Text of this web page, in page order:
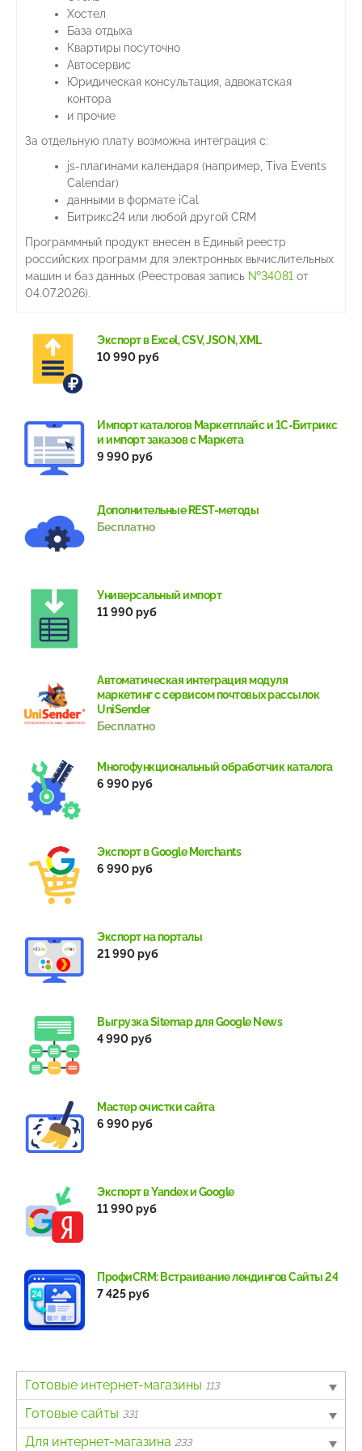
Готовые интернет-магазины 113
B2B4
Авто6
Готовые сайты 331
Landing page63
Для интернет-магазина 233
Хостел
База отдыха
Квартиры посуточно
Автосервис
Юридическая консультация, адвокатская
контора
и прочие
За отдельную плату возможна интеграция с:
js-плагинами календаря (например, Tiva Events
Calendar)
данными в формате iCal
Битрикс24 или любой другой CRM
Программный продукт внесен в Единый реестр
российских программ для электронных вычислительных
машин и баз данных (Реестровая запись №34081 от
04.07.2026).
Экспорт в Excel, CSV, JSON, XML
10 990 руб
Импорт каталогов Маркетплайс и 1С-Битрикс
и импорт заказов с Маркета
9 990 руб
Дополнительные REST-методы
Бесплатно
Универсальный импорт
11 990 руб
Автоматическая интеграция модуля
маркетинг с сервисом почтовых рассылок
UniSender
Бесплатно
Многофункциональный обработчик каталога
6 990 руб
Экспорт в Google Merchants
6 990 руб
Экспорт на порталы
21 990 руб
Выгрузка Sitemap для Google News
4 990 руб
Мастер очистки сайта
6 990 руб
Экспорт в Yandex и Google
11 990 руб
ПрофиCRM: Встраивание лендингов Сайты 24
7 425 руб